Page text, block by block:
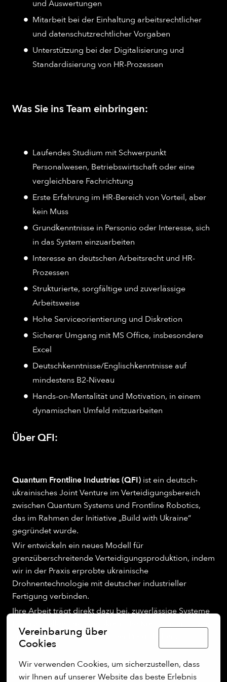
Vereinbarung über
Cookies
Wir verwenden Cookies, um sicherzustellen, dass
wir Ihnen auf unserer Website das beste Erlebnis
und Auswertungen
Mitarbeit bei der Einhaltung arbeitsrechtlicher
und datenschutzrechtlicher Vorgaben
Unterstützung bei der Digitalisierung und
Standardisierung von HR-Prozessen
Was Sie ins Team einbringen:
Laufendes Studium mit Schwerpunkt
Personalwesen, Betriebswirtschaft oder eine
vergleichbare Fachrichtung
Erste Erfahrung im HR-Bereich von Vorteil, aber
kein Muss
Grundkenntnisse in Personio oder Interesse, sich
in das System einzuarbeiten
Interesse an deutschen Arbeitsrecht und HR-
Prozessen
Strukturierte, sorgfältige und zuverlässige
Arbeitsweise
Hohe Serviceorientierung und Diskretion
Sicherer Umgang mit MS Office, insbesondere
Excel
Deutschkenntnisse/Englischkenntnisse auf
mindestens B2-Niveau
Hands-on-Mentalität und Motivation, in einem
dynamischen Umfeld mitzuarbeiten
Über QFI:
Quantum Frontline Industries (QFI) ist ein deutsch-
ukrainisches Joint Venture im Verteidigungsbereich
zwischen Quantum Systems und Frontline Robotics,
das im Rahmen der Initiative „Build with Ukraine“
gegründet wurde.
Wir entwickeln ein neues Modell für
grenzüberschreitende Verteidigungsproduktion, indem
wir in der Praxis erprobte ukrainische
Drohnentechnologie mit deutscher industrieller
Fertigung verbinden.
Ihre Arbeit trägt direkt dazu bei, zuverlässige Systeme
und einen realen Einfluss in der Praxis haben.
vor Ort